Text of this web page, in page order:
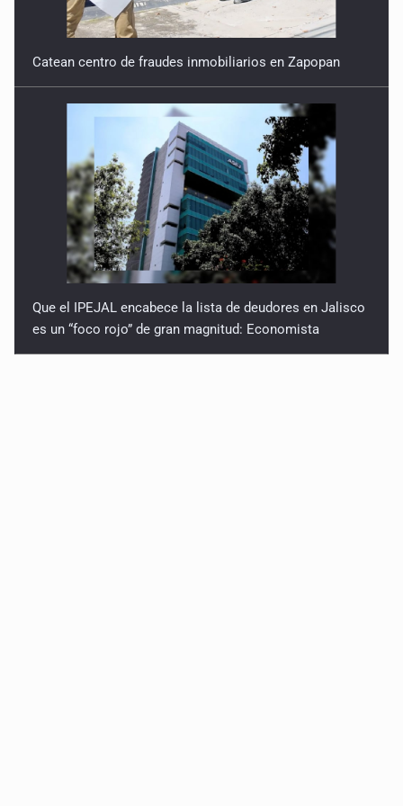
Catean centro de fraudes inmobiliarios en Zapopan
Que el IPEJAL encabece la lista de deudores en Jalisco
es un “foco rojo” de gran magnitud: Economista